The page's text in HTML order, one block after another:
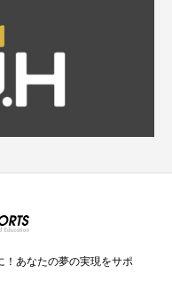
！あなたの夢の実現をサポ